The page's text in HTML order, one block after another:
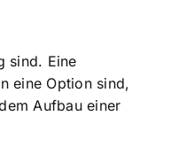
sind. Eine
eine Option sind,
Aufbau einer